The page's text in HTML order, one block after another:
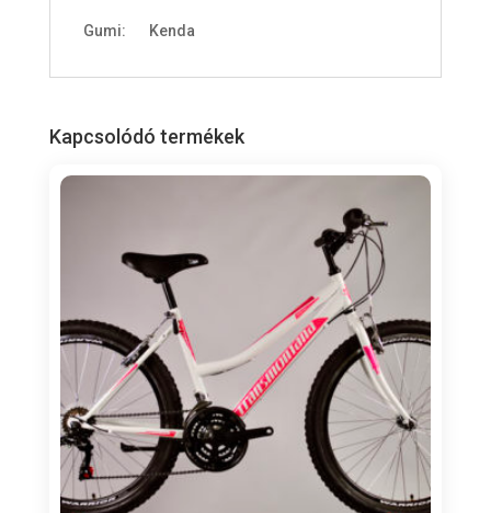
Gumi: Kenda
Kapcsolódó termékek